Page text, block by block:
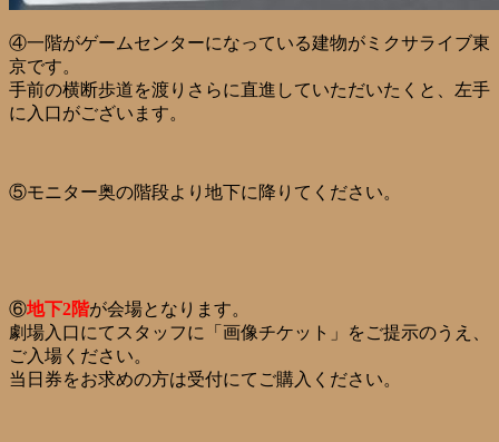
④一階がゲームセンターになっている建物がミクサライブ東
京です。
手前の横断歩道を渡りさらに直進していただいたくと、左手
に入口がございます。
⑤モニター奥の階段より地下に降りてください。
⑥地下2階が会場となります。
劇場入口にてスタッフに「画像チケット」をご提示のうえ、
ご入場ください。
当日券をお求めの方は受付にてご購入ください。